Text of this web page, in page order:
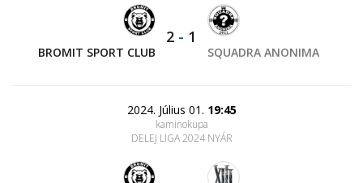
BROMIT SPORT CLUB
2 - 1
SQUADRA ANONIMA
2024. Július 01. 19:45
kaminokupa
DELEJ LIGA 2024 NYÁR